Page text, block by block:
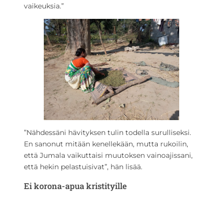
vaikeuksia.”
”Nähdessäni hävityksen tulin todella surulliseksi.
En sanonut mitään kenellekään, mutta rukoilin,
että Jumala vaikuttaisi muutoksen vainoajissani,
että hekin pelastuisivat”, hän lisää.
Ei korona-apua kristityille